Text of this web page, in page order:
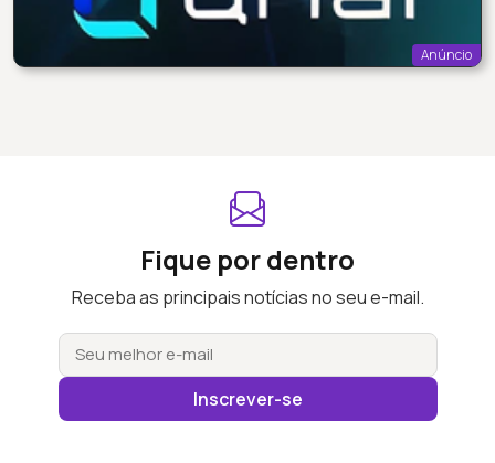
Anúncio
Fique por dentro
Receba as principais notícias no seu e-mail.
Inscrever-se